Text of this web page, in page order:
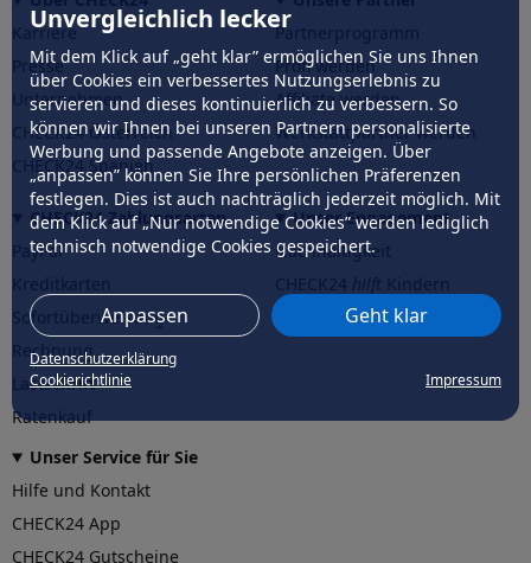
Unvergleichlich lecker
Mit dem Klick auf „geht klar” ermöglichen Sie uns Ihnen
über Cookies ein verbessertes Nutzungserlebnis zu
servieren und dieses kontinuierlich zu verbessern. So
können wir Ihnen bei unseren Partnern personalisierte
Werbung und passende Angebote anzeigen. Über
„anpassen” können Sie Ihre persönlichen Präferenzen
festlegen. Dies ist auch nachträglich jederzeit möglich. Mit
dem Klick auf „Nur notwendige Cookies” werden lediglich
technisch notwendige Cookies gespeichert.
Anpassen Geht klar
Datenschutzerklärung
Cookierichtlinie
Impressum
Karriere
Presse
Unternehmen
CHECK24 Österreich
CHECK24 Spanien
Partnerprogramm
Profi werden
Affiliate werden
Werkstattpartner werden
CHECK24 Zahlungsarten
PayPal
Sofortüberweisung
Rechnung
Lastschrift
Ratenkauf
Unser Engagement
Nachhaltigkeit
CHECK24hilftder Natur
Unser Service für Sie
Hilfe und Kontakt
CHECK24 App
CHECK24 Gutscheine